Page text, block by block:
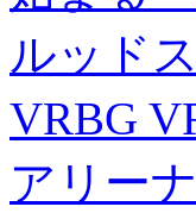
ルッド
VRBG
アリー